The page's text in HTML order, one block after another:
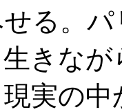
る。
きな
実の